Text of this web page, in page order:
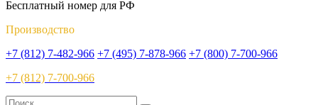
Бесплатный номер для РФ
Производство
+7 (812) 7-482-966 +7 (495) 7-878-966 +7 (800) 7-700-966
+7 (812) 7-700-966